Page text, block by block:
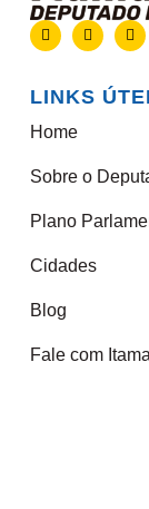
LINKS
Home
Sobre o
Plano
Cidades
Blog
Fale com